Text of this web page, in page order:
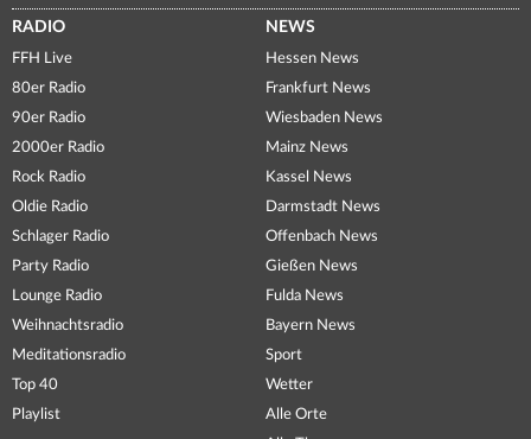
RADIO
FFH Live
80er Radio
90er Radio
2000er Radio
Rock Radio
Oldie Radio
Schlager Radio
Party Radio
Lounge Radio
Weihnachtsradio
Meditationsradio
Top 40
Playlist
NEWS
Hessen News
Frankfurt News
Wiesbaden News
Mainz News
Kassel News
Darmstadt News
Offenbach News
Gießen News
Fulda News
Bayern News
Sport
Wetter
Alle Orte